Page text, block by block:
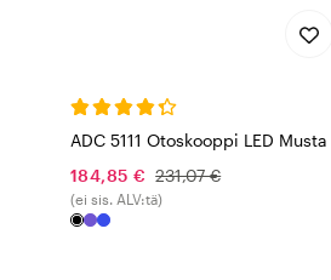
ADC 5111 Otoskooppi LED
184,85 € 231,07 €
(ei sis. ALV:tä)